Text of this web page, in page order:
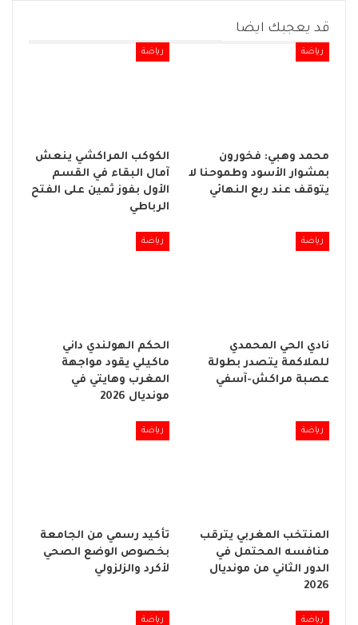
قد يعجبك ايضا
رياضة
محمد وهبي: فخورون
بمشوار الأسود وطموحنا لا
يتوقف عند ربع النهائي
رياضة
الكوكب المراكشي ينعش
آمال البقاء في القسم
الأول بفوز ثمين على الفتح
الرباطي
رياضة
نادي الحي المحمدي
للملاكمة يتصدر بطولة
عصبة مراكش-آسفي
رياضة
الحكم الهولندي داني
ماكيلي يقود مواجهة
المغرب وهايتي في
مونديال 2026
رياضة
المنتخب المغربي يترقب
منافسه المحتمل في
الدور الثاني من مونديال
2026
رياضة
تأكيد رسمي من الجامعة
بخصوص الوضع الصحي
لأكرد والزلزولي
رياضة رياضة